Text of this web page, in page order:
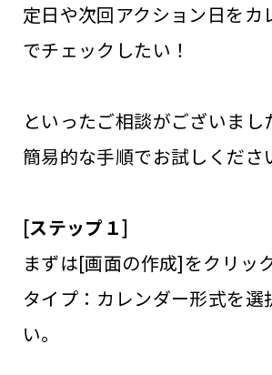
定日や次回アクション日をカ
でチェックしたい！
といったご相談がございまし
簡易的な手順でお試しくださ
[ステップ１]
まずは[画面の作成]をクリッ
タイプ：カレンダー形式を選
い。